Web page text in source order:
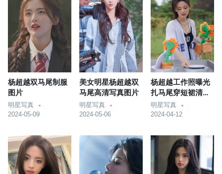
杨超越双马尾制服
图片
明星写真
2024-05-09
美女明星杨超越双
马尾高清写真图片
明星写真
2024-05-06
杨超越工作照曝光
扎马尾穿短裙清纯
可爱
明星写真
2024-04-12